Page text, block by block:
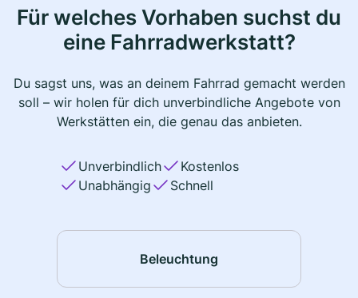
Für welches Vorhaben suchst du
eine Fahrradwerkstatt?
Du sagst uns, was an deinem Fahrrad gemacht werden
soll – wir holen für dich unverbindliche Angebote von
Werkstätten ein, die genau das anbieten.
Unverbindlich
Kostenlos
Unabhängig
Schnell
Beleuchtung